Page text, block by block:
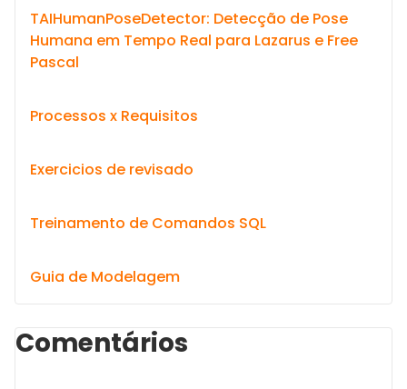
TAIHumanPoseDetector: Detecção de Pose
Humana em Tempo Real para Lazarus e Free
Pascal
Processos x Requisitos
Exercicios de revisado
Treinamento de Comandos SQL
Guia de Modelagem
Comentários